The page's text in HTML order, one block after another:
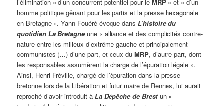
l’élimination « d’un concurrent potentiel pour leMRP » et « d’un
homme politique gênant pour les partis et la presse hexagonale
en Bretagne ». Yann Fouéré évoque dansL’histoire du
quotidien La Bretagne une « alliance et des complicités contre-
nature entre les milieux d’extrême-gauche et principalement
communistes (…) d’une part, et ceux duMRP, d’autre part, dont
les responsables assumèrent la charge de l’épuration légale ».
Ainsi, Henri Fréville, chargé de l’épuration dans la presse
bretonne lors de la Libération et futur maire de Rennes, lui aurait
reproché d’avoir introduit àLa Dépêche de Brest un «